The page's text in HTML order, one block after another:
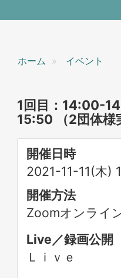
ホーム イベント
1回目：14:00-
15:50 （2団体様
開催日時
2021-11-11(木)
開催方法
Zoomオンライ
Live／録画公開
Ｌｉｖｅ